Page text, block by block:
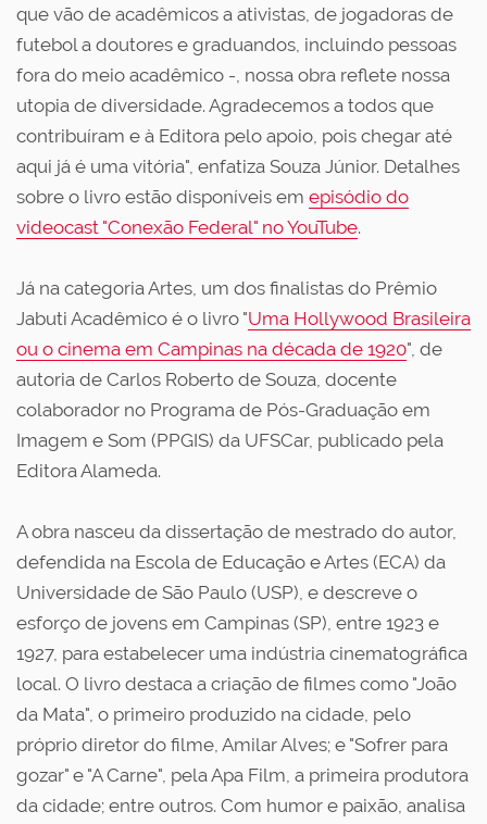
que vão de acadêmicos a ativistas, de jogadoras de
futebol a doutores e graduandos, incluindo pessoas
fora do meio acadêmico -, nossa obra reflete nossa
utopia de diversidade. Agradecemos a todos que
contribuíram e à Editora pelo apoio, pois chegar até
aqui já é uma vitória", enfatiza Souza Júnior. Detalhes
sobre o livro estão disponíveis em episódio do
videocast "Conexão Federal" no YouTube.
Já na categoria Artes, um dos finalistas do Prêmio
Jabuti Acadêmico é o livro "Uma Hollywood Brasileira
ou o cinema em Campinas na década de 1920", de
autoria de Carlos Roberto de Souza, docente
colaborador no Programa de Pós-Graduação em
Imagem e Som (PPGIS) da UFSCar, publicado pela
Editora Alameda.
A obra nasceu da dissertação de mestrado do autor,
defendida na Escola de Educação e Artes (ECA) da
Universidade de São Paulo (USP), e descreve o
esforço de jovens em Campinas (SP), entre 1923 e
1927, para estabelecer uma indústria cinematográfica
local. O livro destaca a criação de filmes como "João
da Mata", o primeiro produzido na cidade, pelo
próprio diretor do filme, Amilar Alves; e "Sofrer para
gozar" e "A Carne", pela Apa Film, a primeira produtora
da cidade; entre outros. Com humor e paixão, analisa